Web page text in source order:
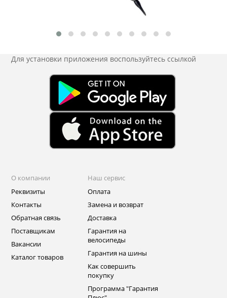
Для установки приложения воспользуйтесь ссылкой
О компании
Реквизиты
Контакты
Обратная связь
Поставщикам
Вакансии
Каталог товаров
Наш сервис
Оплата
Замена и возврат
Доставка
Гарантия на
велосипеды
Гарантия на шины
Как совершить
покупку
Программа "Гарантия